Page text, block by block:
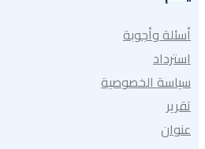
أسئلة وأجوبة
استرداد
سياسة الخصوصية
تقرير
عنوان